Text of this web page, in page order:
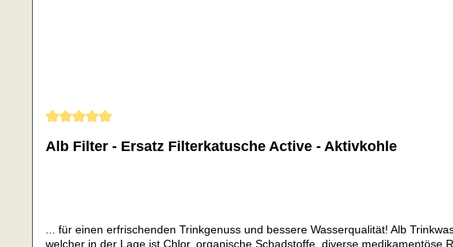
Alb Filter - Ersatz Filterkatusche Active - Aktivkohle
... für einen erfrischenden Trinkgenuss und bessere Wasserqualität! Alb
welcher in der Lage ist Chlor, organische Schadstoffe, diverse medikamentöse